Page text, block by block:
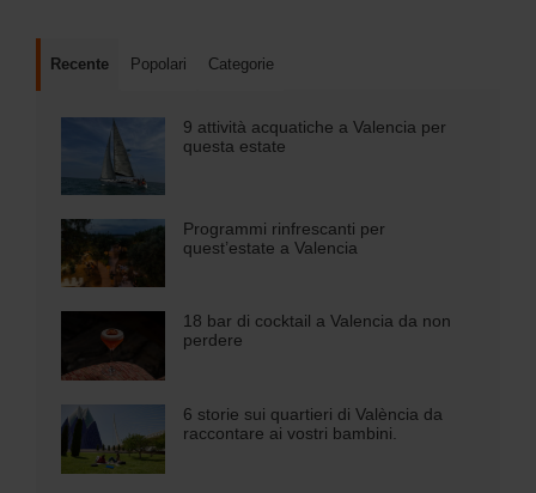
Recente Popolari Categorie
9 attività acquatiche a Valencia per
questa estate
Programmi rinfrescanti per
quest’estate a Valencia
18 bar di cocktail a Valencia da non
perdere
6 storie sui quartieri di València da
raccontare ai vostri bambini.